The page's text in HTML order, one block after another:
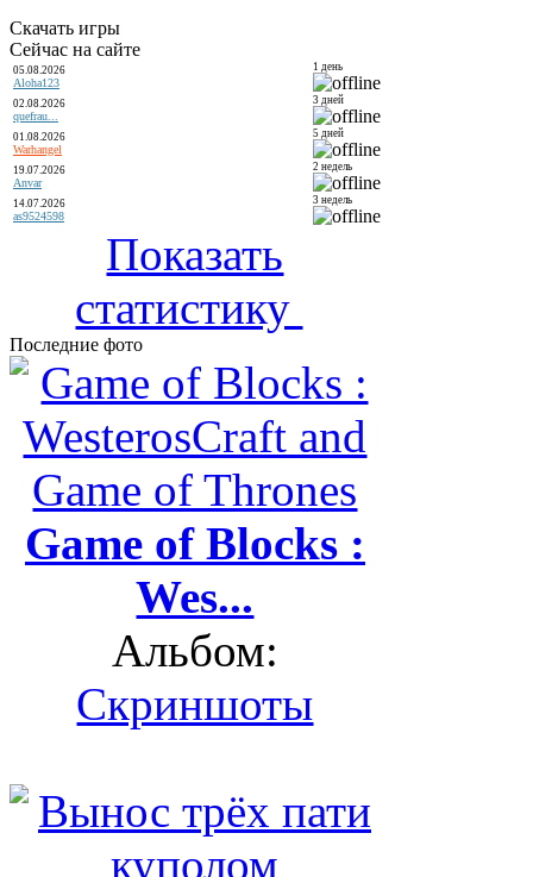
Скачать игры
Сейчас на сайте
05.08.2026
Aloha123
1 день
02.08.2026
quefrau...
3 дней
01.08.2026
Warhangel
5 дней
19.07.2026
Anvar
2 недель
14.07.2026
as9524598
3 недель
Показать
статистику
Последние фото
Game of Blocks :
Wes...
Альбом:
Скриншоты